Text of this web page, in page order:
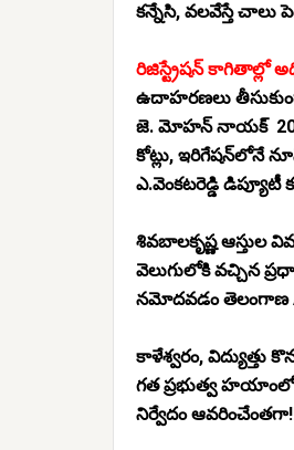
కన్నేసి, వలవేస్తే చాలు
రిజిస్ట్రేషన్ కాగితాల్లో
ఉదాహరణలు
జె. మోహన్ నాయక్ 200
కోట్లు, ఇరిగేషన్‌లోనే
ఎ.వెంకటరెడ్డి డిప్యూటీ
శివబాలకృష్ణ ఆస్తుల
వెలుగులోకి వచ్చిన
నమోదవడం తెలంగాణ
కాళేశ్వరం, విద్యుత్తు
గత ప్రభుత్వ
నిర్వేదం